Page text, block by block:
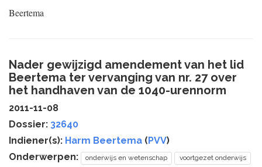
Beertema
Nader gewijzigd amendement van het lid
Beertema ter vervanging van nr. 27 over
het handhaven van de 1040-urennorm
2011-11-08
Dossier: 32640
Indiener(s): Harm Beertema (PVV)
Onderwerpen:
onderwijs en wetenschap voortgezet onderwijs